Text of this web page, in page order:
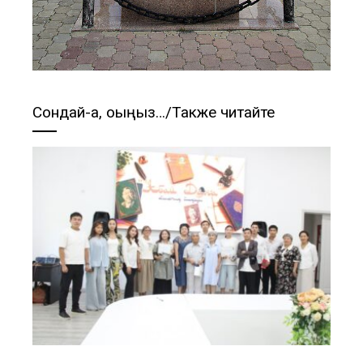
Сондай-ақ, оқыңыз…/Также читайте